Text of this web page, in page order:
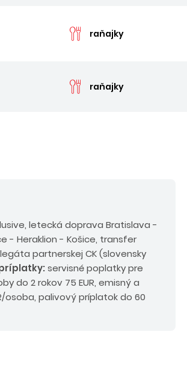
raňajky
raňajky
letecká doprava Bratislava -
- Heraklion - Košice, transfer
partnerskej CK (slovensky
servisné poplatky pre
do 2 rokov 75 EUR, emisný a
osoba, palivový príplatok do 60